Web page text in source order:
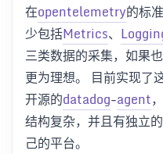
在opentelemetry的标
少包括Metrics、
三类数据的采集，如果
更为理想。 目前实现了
开源的datadog-agent
结构复杂，并且有独立
己的平台。